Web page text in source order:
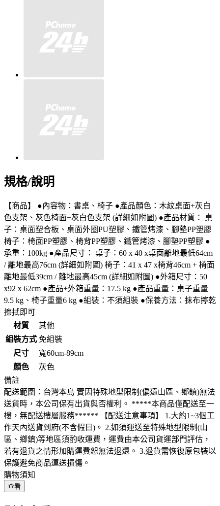
規格/說明
【商品】 ●內容物：書桌、椅子 ●產品顏色：木紋桌面+灰白
色支架、灰色椅面+灰白色支架 (詳細如附圖) ●產品材質： 桌
子：桌面塑合板、桌面外圈PU塑膠、鐵管烤漆、腳墊PP塑膠
椅子：椅面PP塑膠、椅背PP塑膠、鐵管烤漆、腳墊PP塑膠 ●
承重：100kg ●產品尺寸： 桌子：60 x 40 x桌面離地最低64cm
/ 離地最高76cm (詳細如附圖) 椅子：41 x 47 x椅背46cm + 椅面
離地最低39cm / 離地最高45cm (詳細如附圖) ●外箱尺寸：50
x92 x 62cm ●產品+外箱重量：17.5 kg ●產品重量：桌子重量
9.5 kg、椅子重量6 kg ●組裝：不須組裝 ●保養方法：抹布擰乾
擦拭即可
材質
其他
組裝方式 免組裝
尺寸
寬60cm-89cm
顏色
灰色
備註
配送範圍：台灣本島 實因特殊地型限制(偏遠山區、鄉鎮)無法
送貨時，本公司保有出貨與否權利。 *****本商品僅配送至一
樓，無配送樓層服務****** 【配送注意事項】 1.大約1~3個工
作天內送貨到府(不含假日)。 2.如須運送至特殊地型限制(山
區、鄉鎮)等地區須酌收運費，運費由本公司貨運部門評估，
若有退貨之情形加購運費恕無法退還。 3.退貨需恢復原包裝以
保護避免商品運送損傷。
購物須知
查看